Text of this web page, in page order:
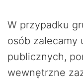
W przypadku
osób zalecamy
publicznych,
wewnętrzne